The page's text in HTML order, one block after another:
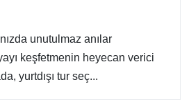
unutulmaz anılar
keşfetmenin heyecan verici
yurtdışı tur seç...